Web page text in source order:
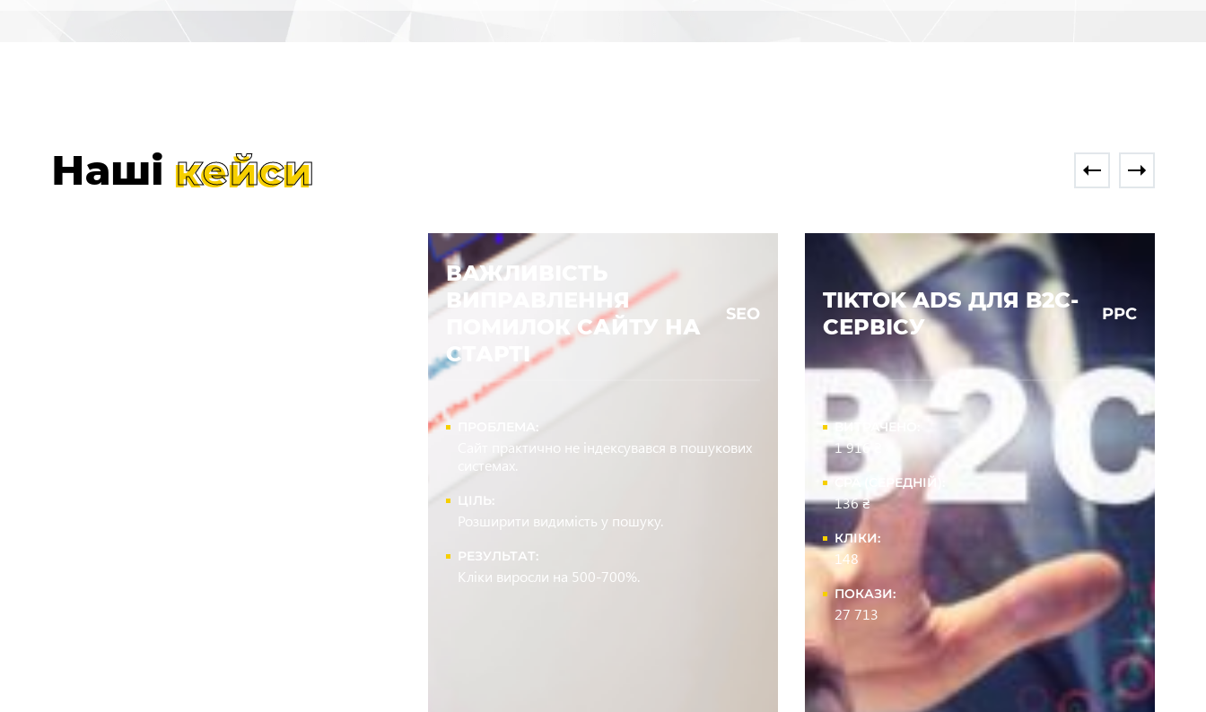
Наші кейси
ВАЖЛИВІСТЬ
ВИПРАВЛЕННЯ
ПОМИЛОК САЙТУ НА
СТАРТІ
SEO
Сайт практично не індексувався в пошукових
системах.
ЦІЛЬ:
Розширити видимість у пошуку.
РЕЗУЛЬТАТ:
Кліки виросли на 500-700%.
TIKTOK ADS ДЛЯ B2C-
СЕРВІСУ
PPC
ВИТРАЧЕНО:
1 916 ₴
CPA (СЕРЕДНІЙ):
136 ₴
КЛІКИ:
148
ПОКАЗИ:
27 713